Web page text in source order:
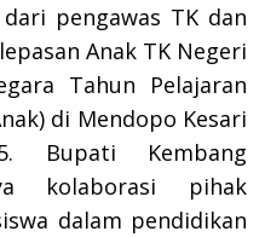
pengawas TK dan
Anak TK Negeri
Tahun Pelajaran
di Mendopo Kesari
Bupati Kembang
kolaborasi pihak
dalam pendidikan